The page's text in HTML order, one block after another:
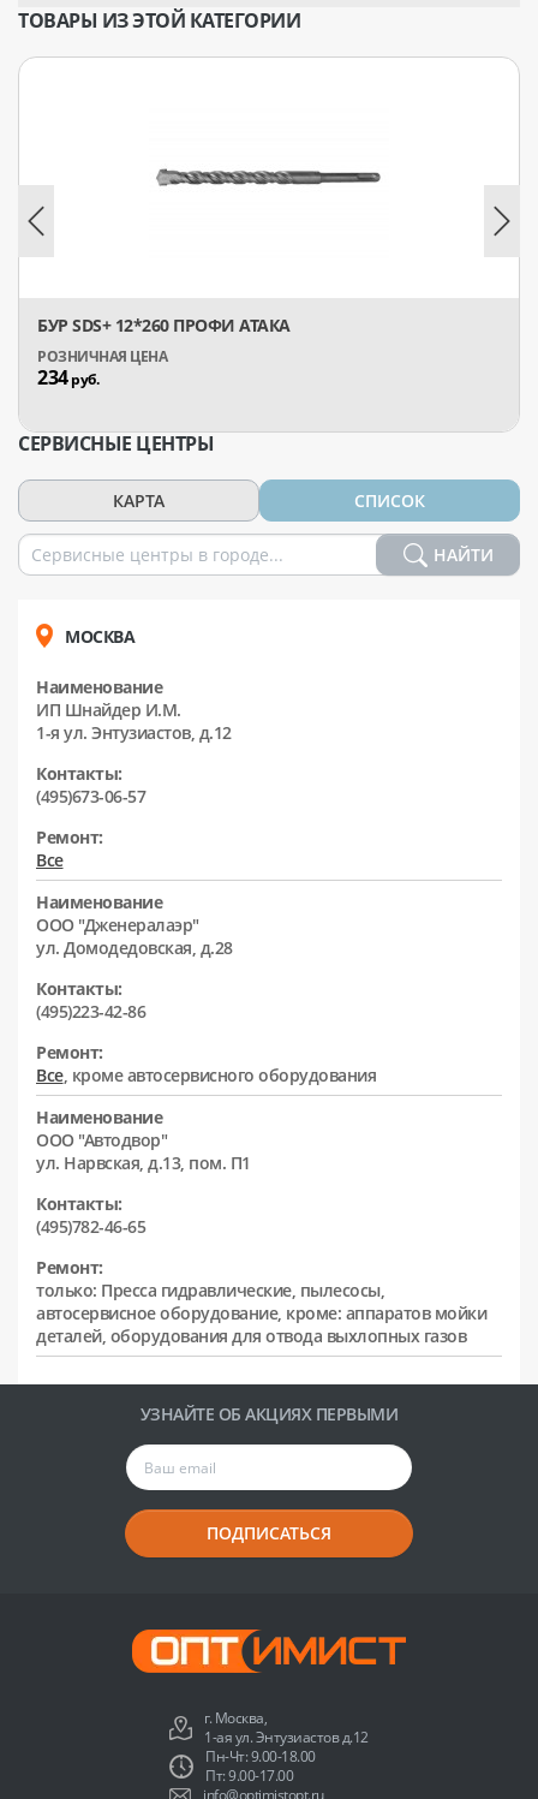
ТОВАРЫ ИЗ ЭТОЙ КАТЕГОРИИ
БУР SDS+ 12*260 ПРОФИ АТАКА
234руб.
СЕРВИСНЫЕ ЦЕНТРЫ
КАРТА СПИСОК
НАЙТИ
МОСКВА
Наименование
ИП Шнайдер И.М.
1-я ул. Энтузиастов, д.12
Контакты:
(495)673-06-57
Ремонт:
Все
Наименование
ООО "Дженералаэр"
ул. Домодедовская, д.28
Контакты:
(495)223-42-86
Ремонт:
Все, кроме автосервисного оборудования
Наименование
ООО "Автодвор"
ул. Нарвская, д.13, пом. П1
Контакты:
(495)782-46-65
Ремонт:
только: Пресса гидравлические, пылесосы,
автосервисное оборудование, кроме: аппаратов мойки
деталей, оборудования для отвода выхлопных газов
УЗНАЙТЕ ОБ АКЦИЯХ ПЕРВЫМИ
ПОДПИСАТЬСЯ
г. Москва,
1-ая ул. Энтузиастов д.12
Пн-Чт: 9.00-18.00
Пт: 9.00-17.00
info@optimistopt.ru